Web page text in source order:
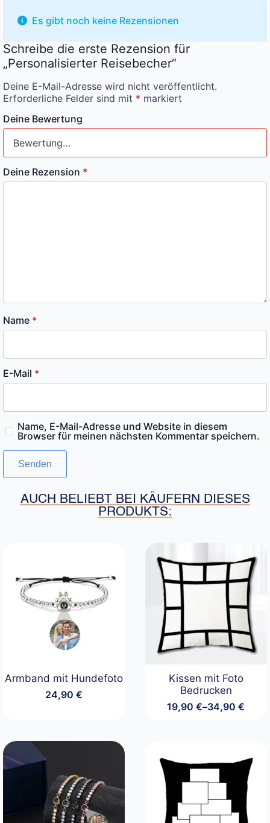
Es gibt noch keine Rezensionen
Schreibe die erste Rezension für
„Personalisierter Reisebecher“
Deine E-Mail-Adresse wird nicht veröffentlicht.
Erforderliche Felder sind mit * markiert
Deine Bewertung
Deine Rezension *
Name *
E-Mail *
Name, E-Mail-Adresse und Website in diesem
Browser für meinen nächsten Kommentar speichern.
AUCH BELIEBT BEI KÄUFERN DIESES
PRODUKTS:
Armband mit Hundefoto
24,90€
Kissen mit Foto
Bedrucken
19,90€–34,90€
Preisspanne: